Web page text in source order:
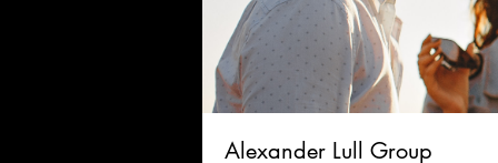
Alexander Lull Group